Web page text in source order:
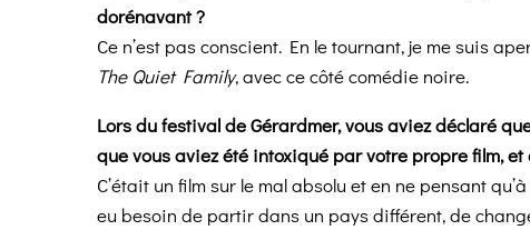
dorénavant ?
Ce n’est pas conscient. En le tournant, je me suis
The Quiet Family, avec ce côté comédie noire.
Lors du festival de Gérardmer, vous aviez déclaré
que vous aviez été intoxiqué par votre propre film,
C’était un film sur le mal absolu et en ne pensant
eu besoin de partir dans un pays différent, de